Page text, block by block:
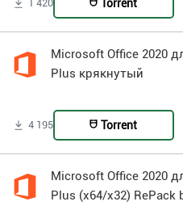
1 420 Torrent
Microsoft Office 2020
Plus крякнутый
4 195 Torrent
Microsoft Office 2020
Plus (x64/x32) RePack